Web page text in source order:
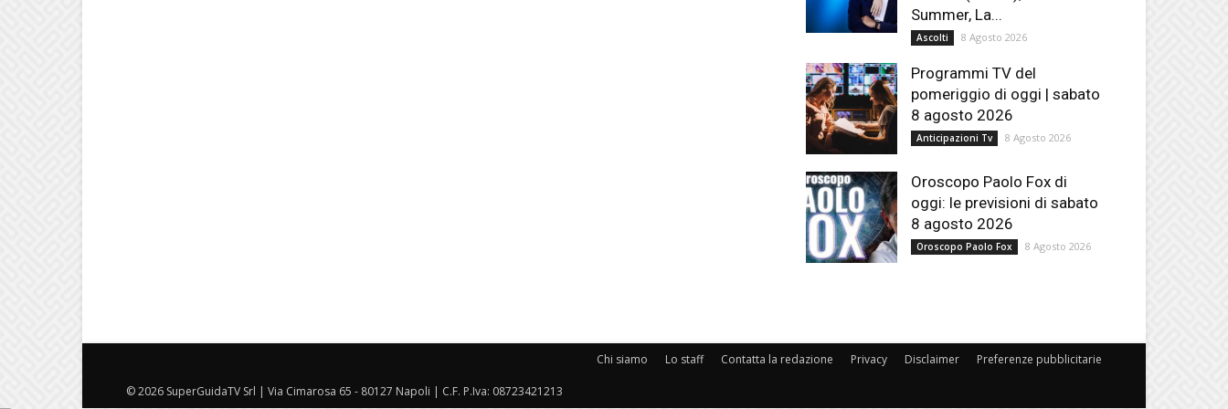
Summer, La...
Ascolti 8 Agosto 2026
Programmi TV del
pomeriggio di oggi | sabato
8 agosto 2026
Anticipazioni Tv 8 Agosto 2026
Oroscopo Paolo Fox di
oggi: le previsioni di sabato
8 agosto 2026
Oroscopo Paolo Fox 8 Agosto 2026
Chi siamo Lo staff Contatta la redazione Privacy Disclaimer Preferenze pubblicitarie
© 2026 SuperGuidaTV Srl | Via Cimarosa 65 - 80127 Napoli | C.F. P.Iva: 08723421213